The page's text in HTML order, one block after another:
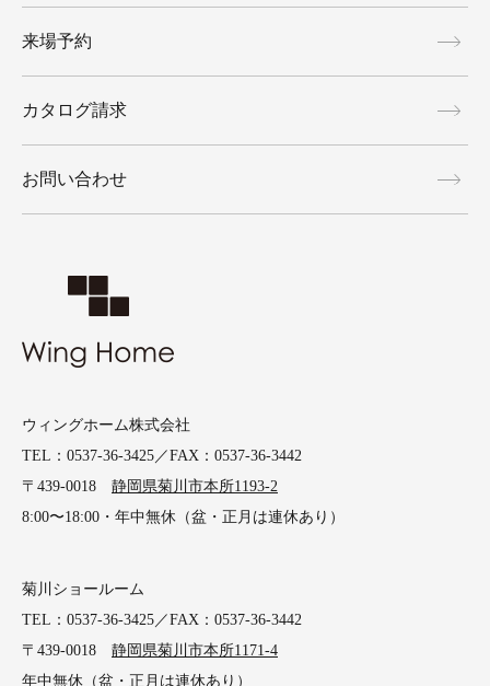
ウィングホーム株式会社
TEL：0537-36-3425／FAX：0537-36-3442
〒439-0018 静岡県菊川市本所1193-2
8:00〜18:00・年中無休（盆・正月は連休あり）
菊川ショールーム
TEL：0537-36-3425／FAX：0537-36-3442
〒439-0018 静岡県菊川市本所1171-4
年中無休（盆・正月は連休あり）
来場予約
カタログ請求
お問い合わせ